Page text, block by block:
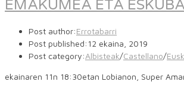
EMAKUMEA ETA
Post author:Errotabarri
Post published: 12 ekaina, 2019
Post category:Albisteak/Castellano/
ekainaren 11n 18:30etan Lobianon, Super